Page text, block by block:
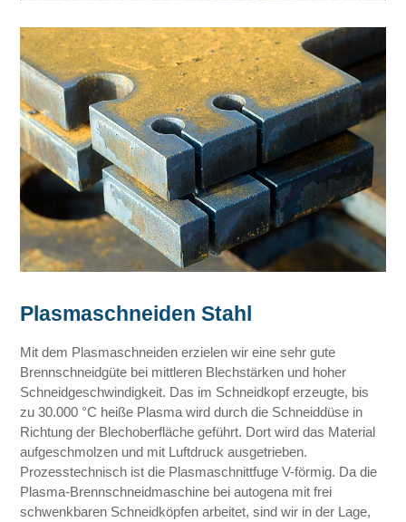
Plasmaschneiden Stahl
Mit dem Plasmaschneiden erzielen wir eine sehr gute
Brennschneidgüte bei mittleren Blechstärken und hoher
Schneidgeschwindigkeit. Das im Schneidkopf erzeugte, bis
zu 30.000 °C heiße Plasma wird durch die Schneiddüse in
Richtung der Blechoberfläche geführt. Dort wird das Material
aufgeschmolzen und mit Luftdruck ausgetrieben.
Prozesstechnisch ist die Plasmaschnittfuge V-förmig. Da die
Plasma-Brennschneidmaschine bei autogena mit frei
schwenkbaren Schneidköpfen arbeitet, sind wir in der Lage,